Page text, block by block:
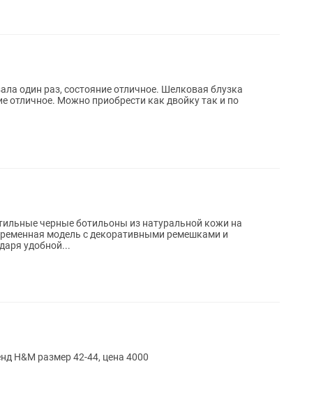
один раз, состояние отличное. Шелковая блузка
отличное. Можно приобрести как двойку так и по
модель с декоративными ремешками и
удобной...
H&M размер 42-44, цена 4000